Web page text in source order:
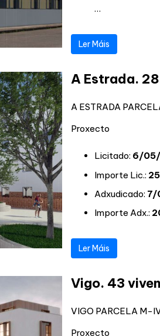
…
Ler Máis
A Estrada.
A ESTRADA
Proxecto
Licitado: 6/
Importe Lic.:
Adxudicado: 7/
Importe Adx.:
Ler Máis
Vigo. 43
VIGO PARCELA M-
Proxecto